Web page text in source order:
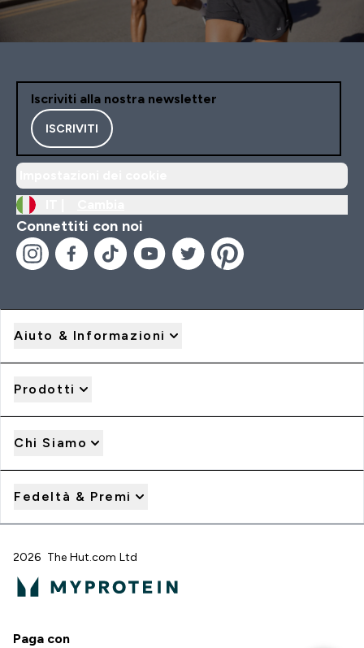
Iscriviti alla nostra newsletter
ISCRIVITI
Connettiti con noi
Aiuto & Informazioni
Prodotti
Chi Siamo
Fedeltà & Premi
2026 The Hut.com Ltd
Paga con